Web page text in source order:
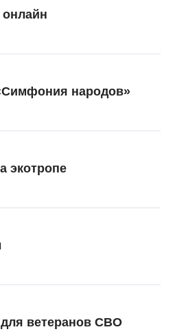
народов»
экотропе
ветеранов СВО